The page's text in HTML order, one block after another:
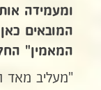
ומעמידה
המובאים
המאמין"
"מעליב